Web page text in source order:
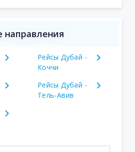
направления
Рейсы Дубай -
Коччи
Рейсы Дубай -
Тель-Авив